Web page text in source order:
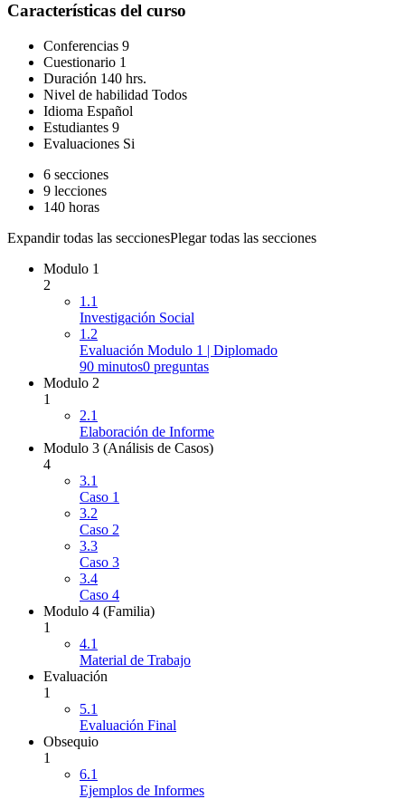
Características del curso
Conferencias 9
Cuestionario 1
Duración 140 hrs.
Nivel de habilidad Todos
Idioma Español
Estudiantes 9
Evaluaciones Si
6 secciones
9 lecciones
140 horas
Expandir todas las seccionesPlegar todas las secciones
Modulo 1
2
1.1
Investigación Social
1.2
Evaluación Modulo 1 | Diplomado
90 minutos0 preguntas
Modulo 2
1
2.1
Elaboración de Informe
Modulo 3 (Análisis de Casos)
4
3.1
Caso 1
3.2
Caso 2
3.3
Caso 3
3.4
Caso 4
Modulo 4 (Familia)
1
4.1
Material de Trabajo
Evaluación
1
5.1
Evaluación Final
Obsequio
1
6.1
Ejemplos de Informes